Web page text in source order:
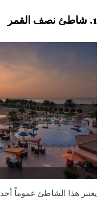
1. شاطئ نصف القمر
يعتبر هذا الشاطئ عموماً أحد